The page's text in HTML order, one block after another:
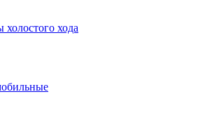
холостого хода